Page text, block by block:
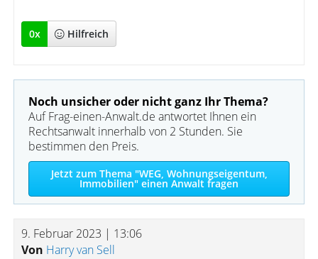
0x Hilfreich
Noch unsicher oder nicht ganz Ihr Thema?
Auf Frag-einen-Anwalt.de antwortet Ihnen ein
Rechtsanwalt innerhalb von 2 Stunden. Sie
bestimmen den Preis.
Jetzt zum Thema "WEG, Wohnungseigentum,
Immobilien" einen Anwalt fragen
9. Februar 2023 | 13:06
Von Harry van Sell